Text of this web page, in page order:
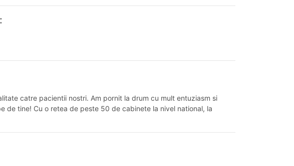
catre pacientii nostri. Am pornit la drum cu mult entuziasm si
de tine! Cu o retea de peste 50 de cabinete la nivel national, la